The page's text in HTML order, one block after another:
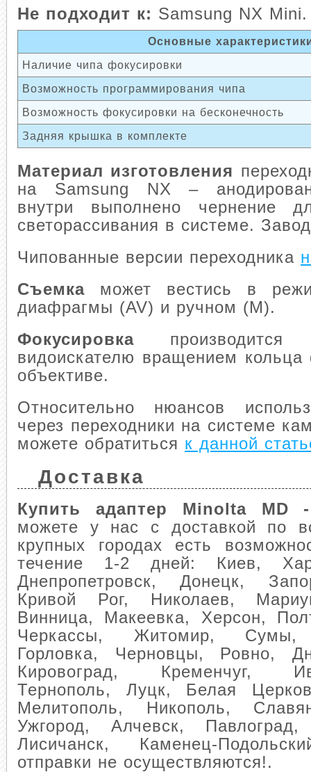
Не подходит к: Samsung NX Mini.
Основные
Наличие чипа фокусировки
Возможность программирования чипа
Возможность фокусировки на бесконечность
Задняя крышка в комплекте
Материал изготовления
на Samsung NX –
внутри выполнено чернение
светорассивания в системе.
Чипованные версии переходника
Съемка может вестись в
диафрагмы (AV) и ручном (М).
Фокусировка
видоискателю вращением кольца
объективе.
Относительно нюансов
через переходники на системе
можете обратиться к данной
Доставка
Купить адаптер Minolta MD
можете у нас с доставкой по
крупных городах есть
течение 1-2 дней: Киев,
Днепропетровск, Донецк,
Кривой Рог, Николаев,
Винница, Макеевка, Херсон,
Черкассы, Житомир, Сумы,
Горловка, Черновцы, Ровно,
Кировоград, Кременчуг,
Тернополь, Луцк, Белая
Мелитополь, Никополь,
Ужгород, Алчевск, Павлоград,
Лисичанск, Каменец-
отправки не осуществляются!.